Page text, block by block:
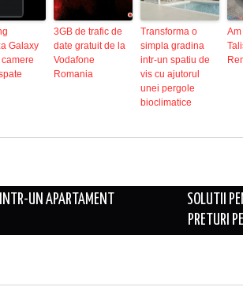
Galaxy
3GB de trafic de
date gratuit de la
Vodafone
Romania
Transforma o
simpla gradina
intr-un spatiu de
vis cu ajutorul
unei pergole
bioclimatice
Am
UN APARTAMENT
SOLUTII
PRETURI